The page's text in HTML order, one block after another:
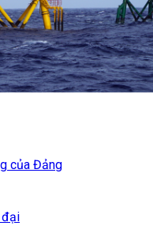
của Đảng
đại